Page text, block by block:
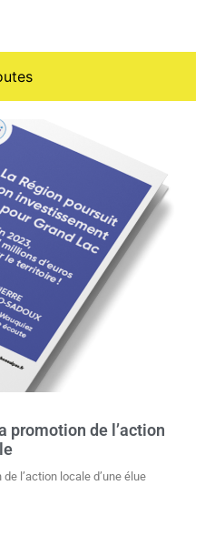
promotion de l’action
l’action locale d’une élue